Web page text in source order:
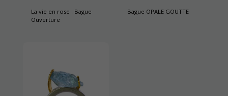
La vie en rose : Bague
Ouverture
Bague OPALE GOUTTE